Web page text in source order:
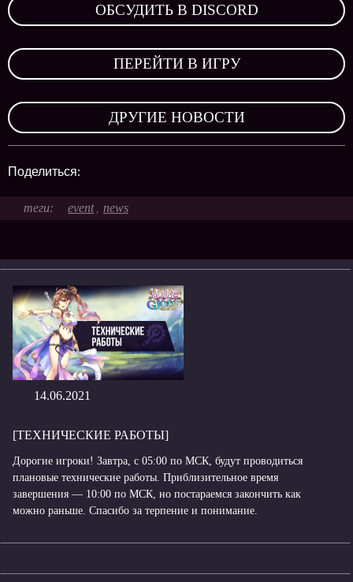
ОБСУДИТЬ В DISCORD
ПЕРЕЙТИ В ИГРУ
ДРУГИЕ НОВОСТИ
Поделиться:
event news
14.06.2021
[ТЕХНИЧЕСКИЕ РАБОТЫ]
Дорогие игроки! Завтра, с 05:00 по МСК, будут проводиться
плановые технические работы. Приблизительное время
завершения — 10:00 по МСК, но постараемся закончить как
можно раньше. Спасибо за терпение и понимание.